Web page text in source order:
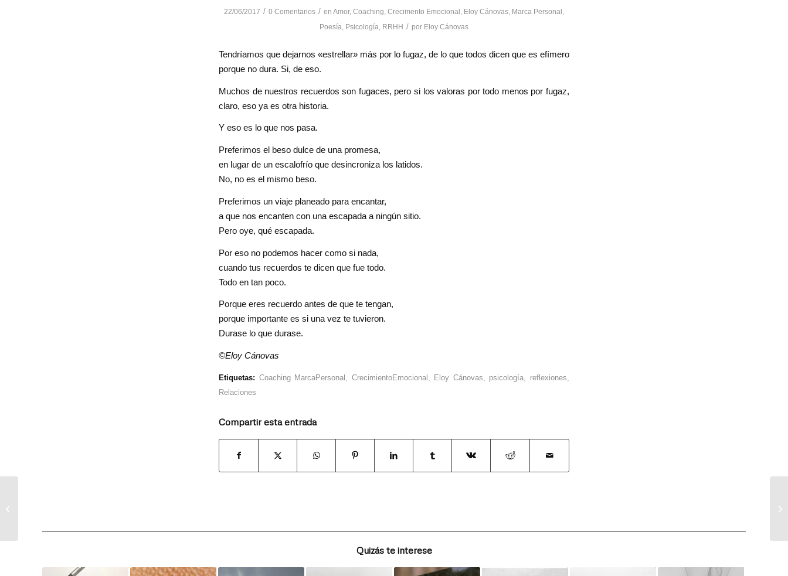
22/06/2017 / 0 Comentarios / en Amor, Coaching, Crecimento Emocional , Eloy Cánovas, Marca Personal ,
Poesía, Psicología, RRHH / por Eloy Cánovas
Tendríamos que dejarnos «estrellar» más por lo fugaz, de lo que todos dicen que es efímero
porque no dura. Si, de eso.
Muchos de nuestros recuerdos son fugaces, pero si los valoras por todo menos por fugaz,
claro, eso ya es otra historia.
Y eso es lo que nos pasa.
Preferimos el beso dulce de una promesa,
en lugar de un escalofrío que desincroniza los latidos.
No, no es el mismo beso.
Preferimos un viaje planeado para encantar,
a que nos encanten con una escapada a ningún sitio.
Pero oye, qué escapada.
Por eso no podemos hacer como si nada,
cuando tus recuerdos te dicen que fue todo.
Todo en tan poco.
Porque eres recuerdo antes de que te tengan,
porque importante es si una vez te tuvieron.
Durase lo que durase.
©Eloy Cánovas
Etiquetas: Coaching MarcaPersonal CrecimientoEmocional Eloy Cánovas psicología reflexiones
Relaciones
Compartir esta entrada
Quizás te interese